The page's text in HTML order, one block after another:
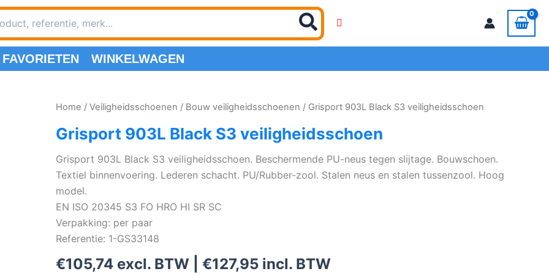
FAVORIETEN WINKELWAGEN
Home / Veiligheidsschoenen / Bouw veiligheidsschoenen / Grisport 903L Black S3 veiligheidsschoen
Grisport 903L Black S3 veiligheidsschoen
Grisport 903L Black S3 veiligheidsschoen. Beschermende PU-neus tegen slijtage. Bouwschoen.
Textiel binnenvoering. Lederen schacht. PU/Rubber-zool. Stalen neus en stalen tussenzool. Hoog
model.
EN ISO 20345 S3 FO HRO HI SR SC
Verpakking: per paar
Referentie: 1-GS33148
€105,74excl. BTW | €127,95incl. BTW